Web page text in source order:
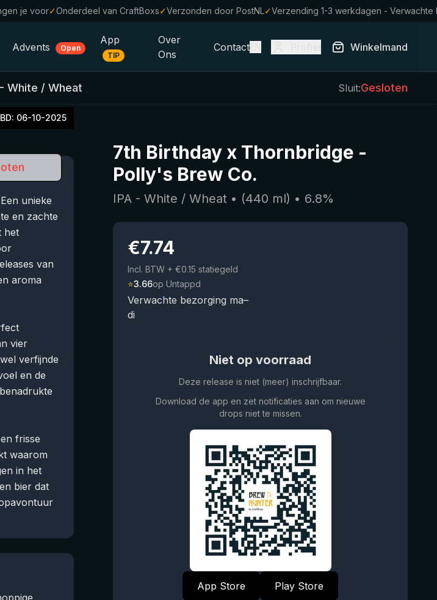
je voor✓Onderdeel van CraftBoxs✓Verzonden door PostNL✓Verzending 1-3 werkdagen - Verwachte
Advents Open
App
TIP
Over
Ons
Contact Winkelmand
White / Wheat Sluit:Gesloten
06-10-2025
unieke
en zachte
het
van
aroma
vier
verfijnde
en de
frisse
waarom
in het
bier dat
7th Birthday x Thornbridge -
Polly's Brew Co.
IPA - White / Wheat • (440 ml) • 6.8%
€7.74
Incl. BTW + €0.15 statiegeld
⭐3.66op Untappd
Verwachte bezorging ma–
di
Niet op voorraad
Deze release is niet (meer) inschrijfbaar.
Download de app en zet notificaties aan om nieuwe
drops niet te missen.
App Store Play Store